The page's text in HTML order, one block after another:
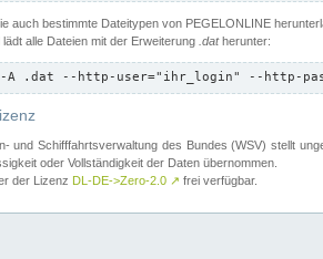
auch bestimmte Dateitypen von PEGELONLINE
alle Dateien mit der Erweiterung .datherunter:
.dat --http-user="ihr_login" --http-
und Schifffahrtsverwaltung des Bundes (WSV) stellt
oder Vollständigkeit der Daten übernommen.
der Lizenz DL-DE->Zero-2.0 ↗ frei verfügbar.